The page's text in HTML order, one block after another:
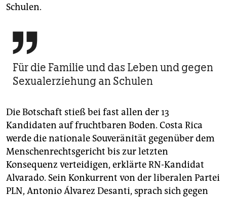
Schulen.

Für die Familie und das Leben und gegen
Sexualerziehung an Schulen
Die Botschaft stieß bei fast allen der 13
Kandidaten auf fruchtbaren Boden. Costa Rica
werde die nationale Souveränität gegenüber dem
Menschenrechtsgericht bis zur letzten
Konsequenz verteidigen, erklärte RN-Kandidat
Alvarado. Sein Konkurrent von der liberalen Partei
PLN, Antonio Álvarez Desanti, sprach sich gegen